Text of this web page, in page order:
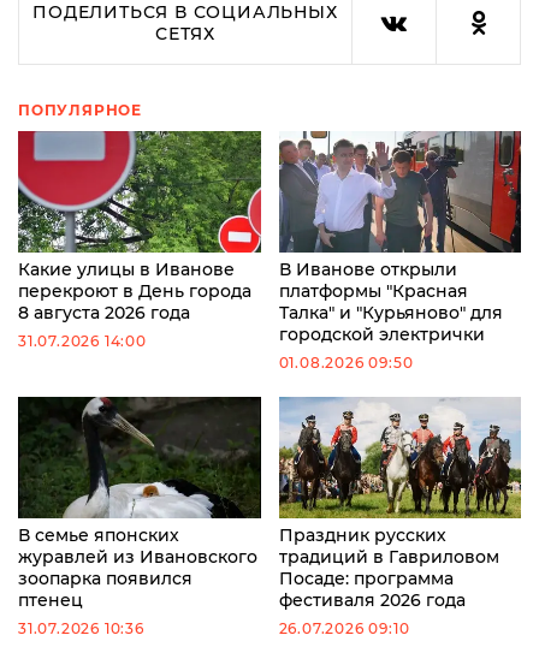
ПОДЕЛИТЬСЯ В СОЦИАЛЬНЫХ
СЕТЯХ
ПОПУЛЯРНОЕ
Какие улицы в Иванове
перекроют в День города
8 августа 2026 года
31.07.2026 14:00
В Иванове открыли
платформы "Красная
Талка" и "Курьяново" для
городской электрички
01.08.2026 09:50
В семье японских
журавлей из Ивановского
зоопарка появился
птенец
31.07.2026 10:36
Праздник русских
традиций в Гавриловом
Посаде: программа
фестиваля 2026 года
26.07.2026 09:10